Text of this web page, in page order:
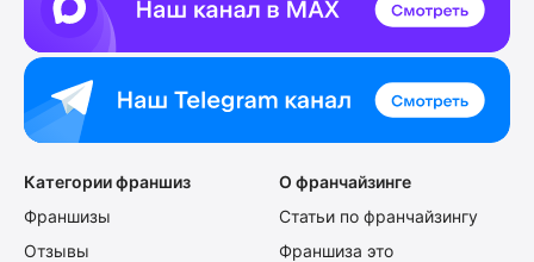
Категории франшиз
Франшизы
Отзывы
О франчайзинге
Статьи по франчайзингу
Франшиза это